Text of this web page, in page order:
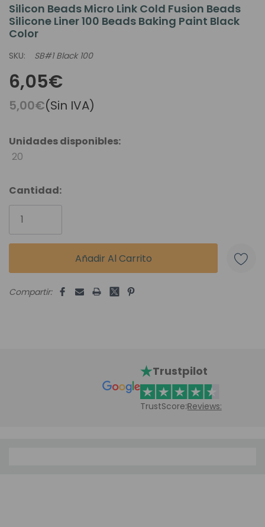
Silicon Beads Micro Link Cold Fusion Beads
Silicone Liner 100 Beads Baking Paint Black
Color
SKU: SB#1 Black 100
6,05€
5,00€(Sin IVA)
Unidades disponibles:
20
Cantidad:
Compartir:
Trustpilot
TrustScore:Reviews: